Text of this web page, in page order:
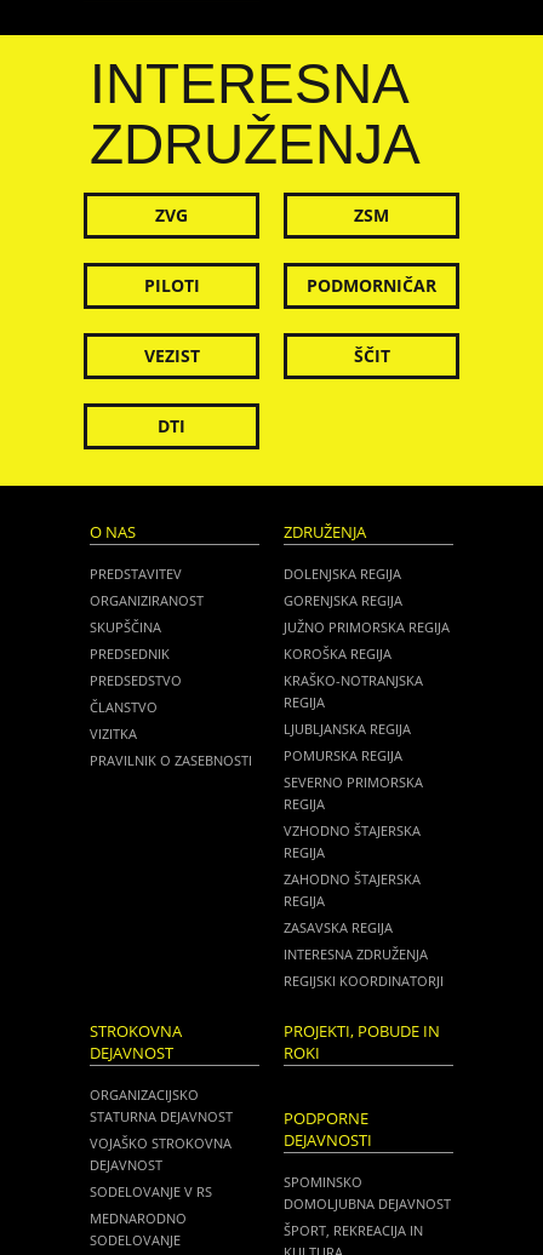
INTERESNA
ZDRUŽENJA
ZVG ZSM
PILOTI PODMORNIČAR
VEZIST ŠČIT
DTI
O NAS
PREDSTAVITEV
ORGANIZIRANOST
SKUPŠČINA
PREDSEDNIK
PREDSEDSTVO
ČLANSTVO
VIZITKA
PRAVILNIK O ZASEBNOSTI
ZDRUŽENJA
DOLENJSKA REGIJA
GORENJSKA REGIJA
JUŽNO PRIMORSKA REGIJA
KOROŠKA REGIJA
KRAŠKO-NOTRANJSKA
REGIJA
LJUBLJANSKA REGIJA
POMURSKA REGIJA
SEVERNO PRIMORSKA
REGIJA
VZHODNO ŠTAJERSKA
REGIJA
ZAHODNO ŠTAJERSKA
REGIJA
ZASAVSKA REGIJA
INTERESNA ZDRUŽENJA
REGIJSKI KOORDINATORJI
STROKOVNA
DEJAVNOST
ORGANIZACIJSKO
STATURNA DEJAVNOST
VOJAŠKO STROKOVNA
DEJAVNOST
SODELOVANJE V RS
MEDNARODNO
SODELOVANJE
PROJEKTI, POBUDE IN
ROKI
PODPORNE
DEJAVNOSTI
SPOMINSKO
DOMOLJUBNA DEJAVNOST
ŠPORT, REKREACIJA IN